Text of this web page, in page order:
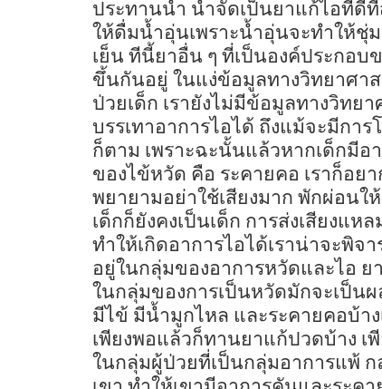
ประทานน้ำ น้ำจัดเป็นยาแก้ไอที่ดี
ให้ดื่มน้ำอุ่นเพราะน้ำอุ่นจะทำให้ชุ่
เย็น ทีนี้ยาอื่น ๆ ที่เป็นองค์ประกอบ
ขึ้นกันอยู่ ในแง่ข้อมูลทางวิทยาศา
ป่วยเด็ก เรายังไม่มีข้อมูลทางวิทย
บรรเทาอาการไอได้ ถึงแม้จะมีก
ก็ตาม เพราะฉะนั้นแล้วหากเด็กมีอ
ของไข้หวัด คือ ระคายคอ เราก็อ
พยายามอย่าใช้เสียงมาก พักผ่อนใ
เด็กก็ยังคงเป็นเด็ก การส่งเสียงแห
ทำให้เกิดอาการไอได้เราน่าจะพิ
อยู่ในกลุ่มของอาการหวัดและไอ ย
ในกลุ่มของการเป็นหวัดมักจะเป็น
มีไข้ มีน้ำมูกไหล และระคายคอบ้า
เพียงพอแล้วก็ทานยาแก้ปวดบ้าง เ
ในกลุ่มผู้ป่วยที่เป็นกลุ่มอาการแพ้